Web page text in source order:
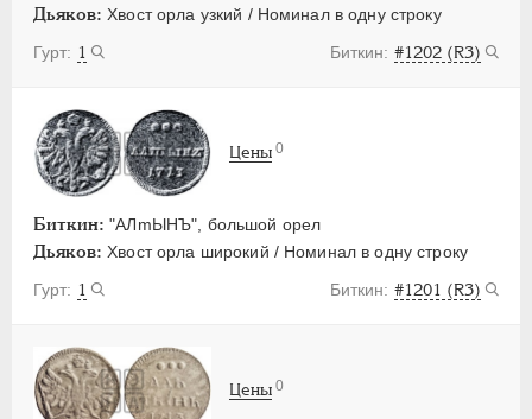
Дьяков: Хвост орла узкий / Номинал в одну строку
1
#1202 (R3)
Биткин: "АЛmЫНЪ", большой орел
Дьяков: Хвост орла широкий / Номинал в одну строку
1
#1201 (R3)
Цены 0
Цены 0